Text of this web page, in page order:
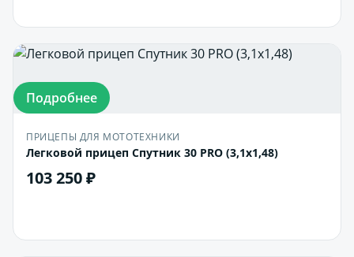
Подробнее
ПРИЦЕПЫ ДЛЯ МОТОТЕХНИКИ
Легковой прицеп Спутник 30 PRO (3,1х1,48)
103 250 ₽